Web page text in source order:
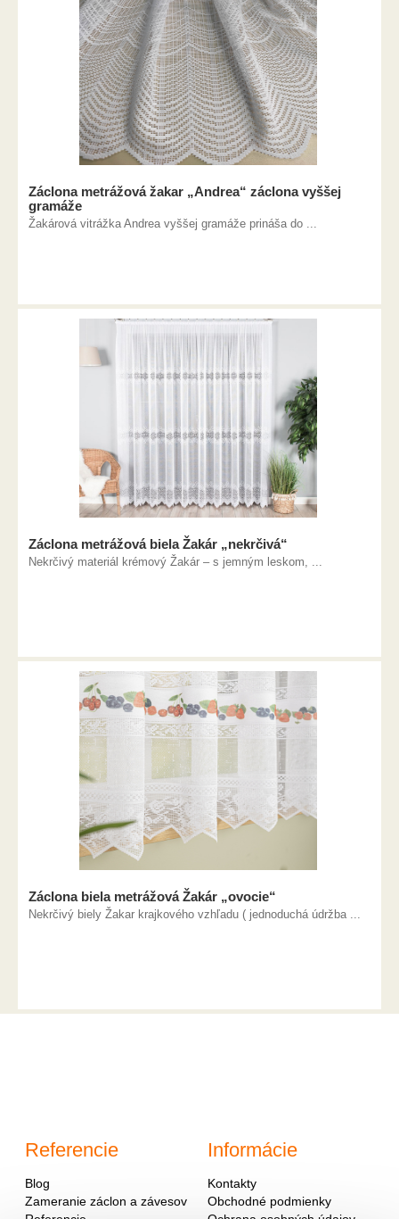
Záclona metrážová žakar „Andrea“ záclona vyššej
gramáže
Žakárová vitrážka Andrea vyššej gramáže prináša do ...
Záclona metrážová biela Žakár „nekrčivá“
Nekrčivý materiál krémový Žakár – s jemným leskom, ...
Záclona biela metrážová Žakár „ovocie“
Nekrčivý biely Žakar krajkového vzhľadu ( jednoduchá údržba ...
Referencie
Blog
Zameranie záclon a závesov
Informácie
Kontakty
Obchodné podmienky